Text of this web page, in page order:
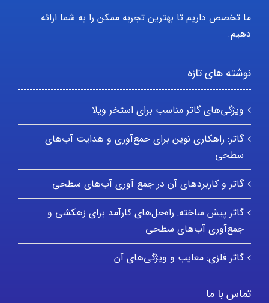
ما تخصص داریم تا بهترین تجربه ممکن را به شما ارائه
دهیم.
نوشته های تازه
ویژگی‌های گاتر مناسب برای استخر ویلا
گاتر: راهکاری نوین برای جمع‌آوری و هدایت آب‌های
سطحی
گاتر و کاربردهای آن در جمع آوری آب‌های سطحی
گاتر پیش ساخته: راه‌حل‌های کارآمد برای زهکشی و
جمع‌آوری آب‌های سطحی
گاتر فلزی: معایب و ویژگی‌های آن
تماس با ما